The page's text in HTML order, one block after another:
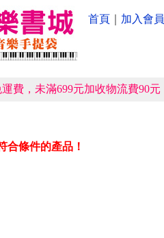
首頁 加入會員
費，未滿699元加收物流費90元
合條件的產品！